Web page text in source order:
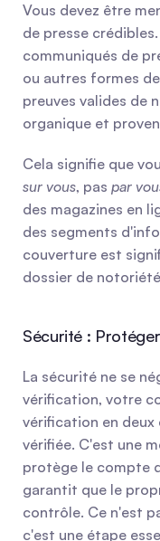
Vous devez être
de presse
communiqués de
ou autres formes
preuves valides de
organique et
sur vous, pas par
des magazines en
des segments
couverture est
dossier de
Sécurité :
La sécurité ne se
vérification, votre
vérification en deux
vérifiée. C'est une
protège le compte
garantit que le
contrôle. Ce n'est
c'est une étape